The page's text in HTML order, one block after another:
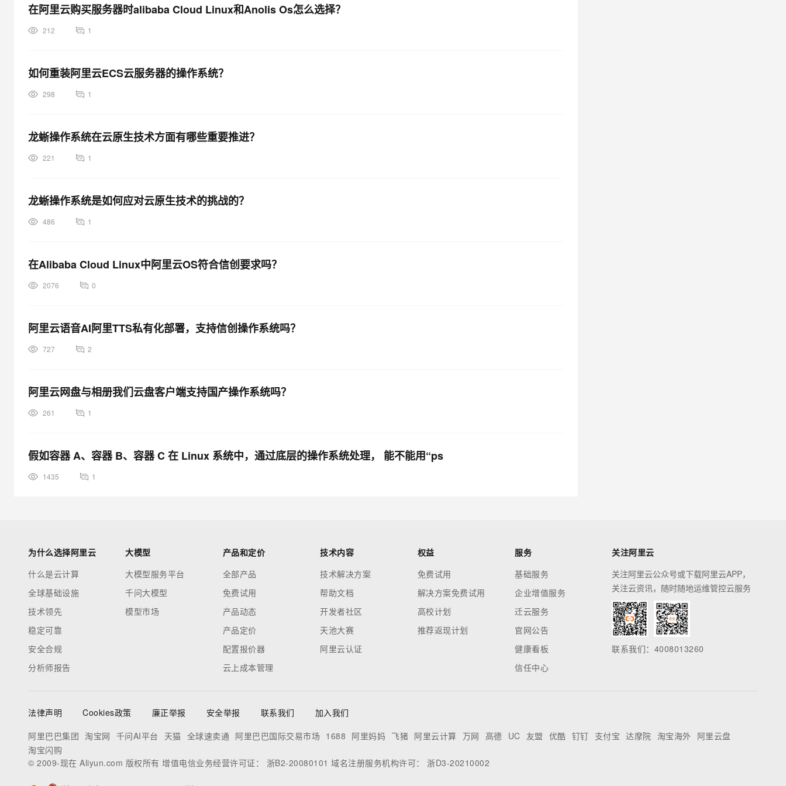
在阿里云购买服务器时alibaba Cloud Linux和Anolis Os怎么选择？
212 1
如何重装阿里云ECS云服务器的操作系统？
298 1
龙蜥操作系统在云原生技术方面有哪些重要推进？
221 1
龙蜥操作系统是如何应对云原生技术的挑战的？
486 1
在Alibaba Cloud Linux中阿里云OS符合信创要求吗？
2076 0
阿里云语音AI阿里TTS私有化部署，支持信创操作系统吗？
727 2
阿里云网盘与相册我们云盘客户端支持国产操作系统吗？
261 1
假如容器 A、容器 B、容器 C 在 Linux 系统中，通过底层的操作系统处理， 能不能用“ps
1435 1
为什么选择阿里云
什么是云计算
全球基础设施
技术领先
稳定可靠
安全合规
分析师报告
大模型
大模型服务平台
千问大模型
模型市场
产品和定价
全部产品
免费试用
产品动态
产品定价
配置报价器
云上成本管理
技术内容
技术解决方案
帮助文档
开发者社区
天池大赛
阿里云认证
权益
免费试用
解决方案免费试用
高校计划
推荐返现计划
服务
基础服务
企业增值服务
迁云服务
官网公告
健康看板
信任中心
关注阿里云
关注阿里云公众号或下载阿里云APP，
关注云资讯，随时随地运维管控云服务
联系我们：4008013260
法律声明 Cookies政策 廉正举报 安全举报 联系我们
加入我们
阿里巴巴集团 淘宝网 千问AI平台 天猫 全球速卖通 阿里巴巴国际交易市场 1688 阿里妈妈 飞猪 阿里云计算 万网 高德 UC 友盟 优酷 钉钉 支付宝 达摩院 淘宝海外 阿里云盘
淘宝闪购
© 2009-现在 Aliyun.com 版权所有 增值电信业务经营许可证： 浙B2-20080101 域名注册服务机构许可： 浙D3-20210002